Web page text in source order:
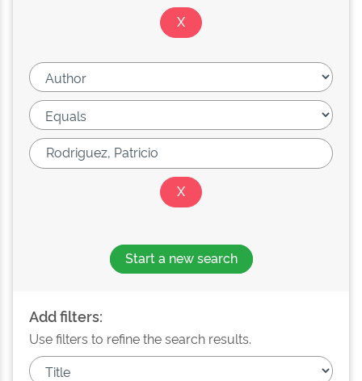
Start a new search
Add filters:
Use filters to refine the search results.